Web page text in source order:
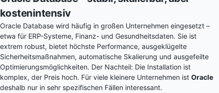
kostenintensiv
Oracle Database wird häufig in großen Unternehmen eingesetzt –
etwa für ERP-Systeme, Finanz- und Gesundheitsdaten. Sie ist
extrem robust, bietet höchste Performance, ausgeklügelte
Sicherheitsmaßnahmen, automatische Skalierung und ausgefeilte
Optimierungsmöglichkeiten. Der Nachteil: Die Installation ist
komplex, der Preis hoch. Für viele kleinere Unternehmen ist Oracle
deshalb nur in sehr spezifischen Fällen interessant.